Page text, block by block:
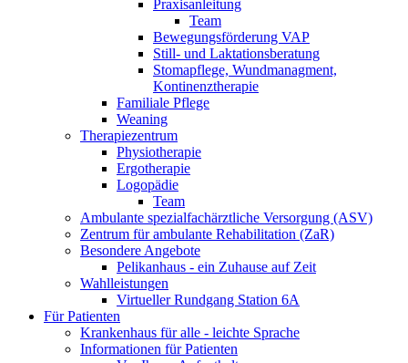
Praxisanleitung
Team
Bewegungsförderung VAP
Still- und Laktationsberatung
Stomapflege, Wundmanagment,
Kontinenztherapie
Familiale Pflege
Weaning
Therapiezentrum
Physiotherapie
Ergotherapie
Logopädie
Team
Ambulante spezialfachärztliche Versorgung (ASV)
Zentrum für ambulante Rehabilitation (ZaR)
Besondere Angebote
Pelikanhaus - ein Zuhause auf Zeit
Wahlleistungen
Virtueller Rundgang Station 6A
Für Patienten
Krankenhaus für alle - leichte Sprache
Informationen für Patienten